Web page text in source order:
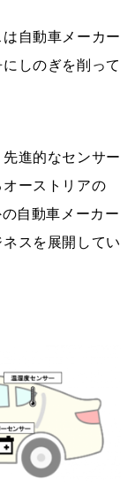
自動車メーカー
しのぎを削って
進的なセンサー
ーストリアの
自動車メーカー
スを展開してい